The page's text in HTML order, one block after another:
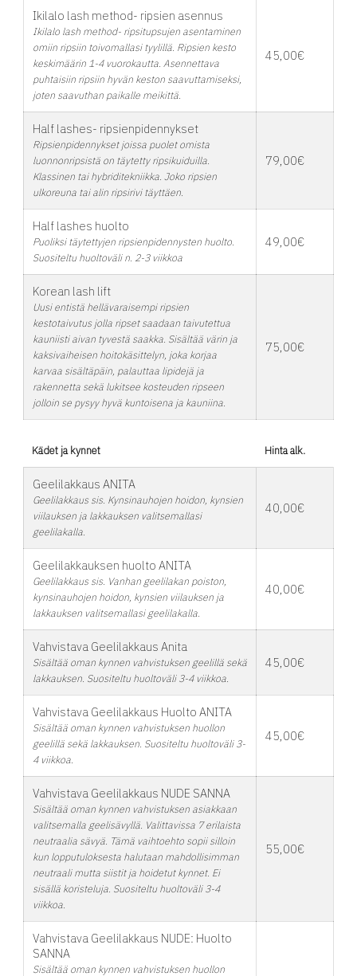
Ikilalo lash method- ripsien asennus
Ikilalo lash method- ripsitupsujen asentaminen
omiin ripsiin toivomallasi tyylillä. Ripsien kesto
keskimäärin 1-4 vuorokautta. Asennettava
puhtaisiin ripsiin hyvän keston saavuttamiseksi,
joten saavuthan paikalle meikittä.
45,00€
Half lashes- ripsienpidennykset
Ripsienpidennykset joissa puolet omista
luonnonripsistä on täytetty ripsikuiduilla.
Klassinen tai hybriditekniikka. Joko ripsien
ulkoreuna tai alin ripsirivi täyttäen.
79,00€
Half lashes huolto
Puoliksi täytettyjen ripsienpidennysten huolto.
Suositeltu huoltoväli n. 2-3 viikkoa
49,00€
Korean lash lift
Uusi entistä hellävaraisempi ripsien
kestotaivutus jolla ripset saadaan taivutettua
kauniisti aivan tyvestä saakka. Sisältää värin ja
kaksivaiheisen hoitokäsittelyn, joka korjaa
karvaa sisältäpäin, palauttaa lipidejä ja
rakennetta sekä lukitsee kosteuden ripseen
jolloin se pysyy hyvä kuntoisena ja kauniina.
75,00€
Kädet ja kynnet Hinta alk.
Geelilakkaus ANITA
Geelilakkaus sis. Kynsinauhojen hoidon, kynsien
viilauksen ja lakkauksen valitsemallasi
geelilakalla.
40,00€
Geelilakkauksen huolto ANITA
Geelilakkaus sis. Vanhan geelilakan poiston,
kynsinauhojen hoidon, kynsien viilauksen ja
lakkauksen valitsemallasi geelilakalla.
40,00€
Vahvistava Geelilakkaus Anita
Sisältää oman kynnen vahvistuksen geelillä sekä
lakkauksen. Suositeltu huoltoväli 3-4 viikkoa.
45,00€
Vahvistava Geelilakkaus Huolto ANITA
Sisältää oman kynnen vahvistuksen huollon
geelillä sekä lakkauksen. Suositeltu huoltoväli 3-
4 viikkoa.
45,00€
Vahvistava Geelilakkaus NUDE SANNA
Sisältää oman kynnen vahvistuksen asiakkaan
valitsemalla geelisävyllä. Valittavissa 7 erilaista
neutraalia sävyä. Tämä vaihtoehto sopii silloin
kun lopputuloksesta halutaan mahdollisimman
neutraali mutta siistit ja hoidetut kynnet. Ei
sisällä koristeluja. Suositeltu huoltoväli 3-4
viikkoa.
55,00€
Vahvistava Geelilakkaus NUDE: Huolto
SANNA
Sisältää oman kynnen vahvistuksen huollon